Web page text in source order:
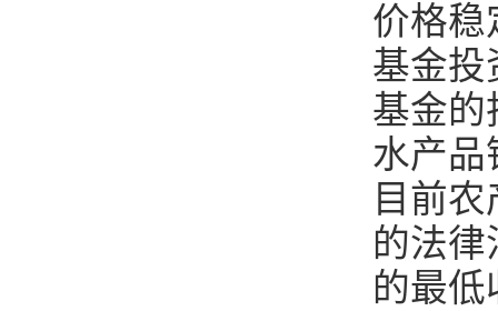
价格稳
基金投
基金的
水产品
目前
的法
的最